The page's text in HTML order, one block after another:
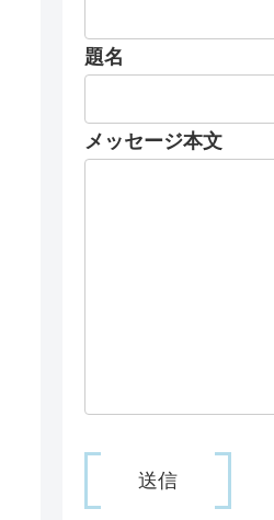
題名
メッセージ本文